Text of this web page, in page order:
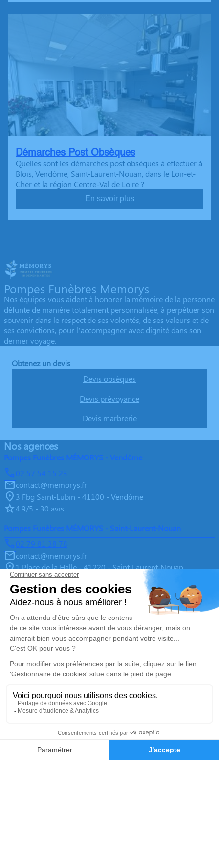
Demande de devis
Démarches Post Obsèques
Quelles sont les démarches post obsèques à effectuer à
Blois, Vendôme, Saint-Laurent-Nouan, dans le Loir-et-
Cher et la région Centre-Val de Loire ?
En savoir plus
Pompes Funèbres Memorys
Nos équipes vous aident à honorer la mémoire de la personne
défunte de manière totalement personnalisée, à perpétuer son
souvenir dans le respect de ses volontés, de ses valeurs et de
ses convictions, pour l’accompagner avec dignité dans son
dernier voyage.
Obtenez un devis
Devis obsèques
Devis prévoyance
Devis marbrerie
Nos agences
Pompes Funèbres MÉMORYS - Vendôme
02 57 54 15 23
contact@memorys.fr
3 Fbg Saint-Lubin - 41100 - Vendôme
4.9/5 - 30 avis
Pompes Funèbres MÉMORYS - Saint-Laurent-Nouan
02 79 81 38 78
contact@memorys.fr
1 Place de la Halle - 41220 - Saint-Laurent-Nouan
4.9/5 - 10 avis
Pompes Funèbres MEMORYS à Blois
02 55 02 46 67
contact@memorys.fr
3 Boulevard de l'Industrie - 41000 - Blois
5/5 - 81 avis
Nos Services
Organiser des Obsèques
Démarches Post Obsèques
Monuments funéraires
Liens utiles
À propos de Memorys
agence
Espace famille
Nous rejoindre